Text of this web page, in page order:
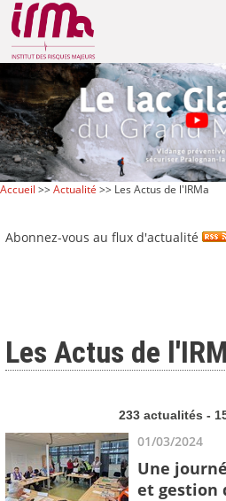
Accueil >>Actualité >> Les Actus de l'IRMa
Abonnez-vous au flux d'actualité
Les Actus de
233 actualités -
01/03/2024
Une
et gestion